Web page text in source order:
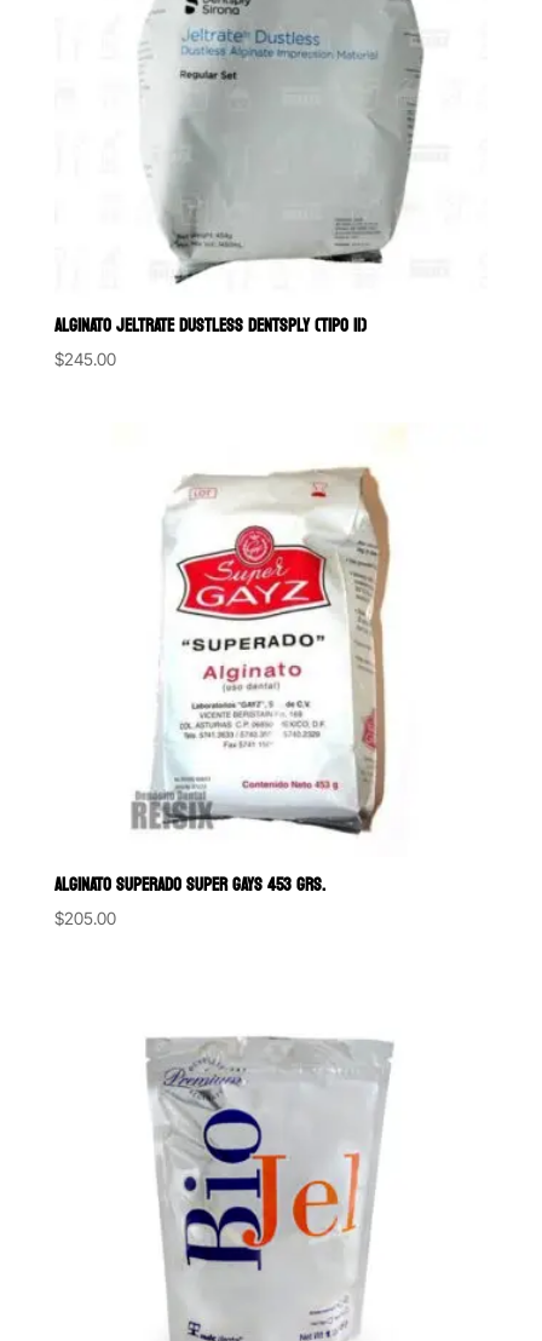
ALGINATO JELTRATE DUSTLESS DENTSPLY (TIPO II)
$245.00
ALGINATO SUPERADO SUPER GAYS 453 GRS.
$205.00